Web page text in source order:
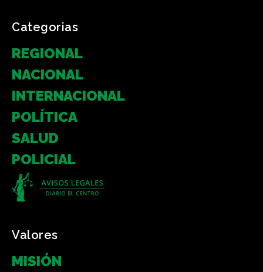
Categorias
REGIONAL
NACIONAL
INTERNACIONAL
POLÍTICA
SALUD
POLICIAL
Valores
MISIÓN